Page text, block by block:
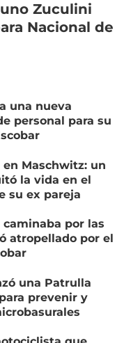
Zuculini
Nacional de
una nueva
personal para su
en Maschwitz: un
la vida en el
su ex pareja
por las
atropellado por el
una Patrulla
prevenir y